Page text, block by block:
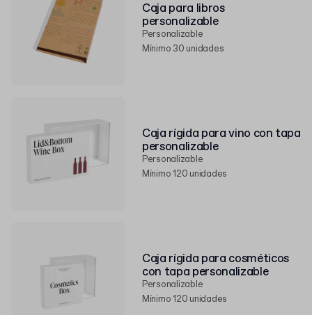
Caja para libros
personalizable
Personalizable
Mínimo 30 unidades
Caja rígida para vino con tapa
personalizable
Personalizable
Mínimo 120 unidades
Caja rígida para cosméticos
con tapa personalizable
Personalizable
Mínimo 120 unidades